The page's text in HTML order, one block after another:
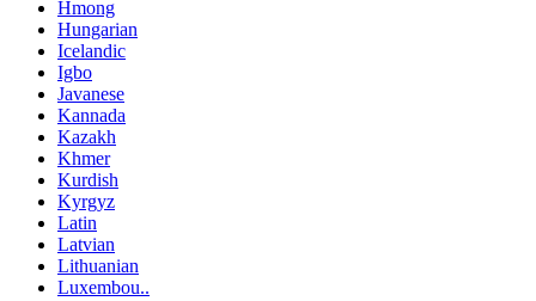
Hmong
Hungarian
Icelandic
Igbo
Javanese
Kannada
Kazakh
Khmer
Kurdish
Kyrgyz
Latin
Latvian
Lithuanian
Luxembou..